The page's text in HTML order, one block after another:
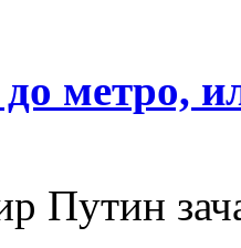
метро,
Путин